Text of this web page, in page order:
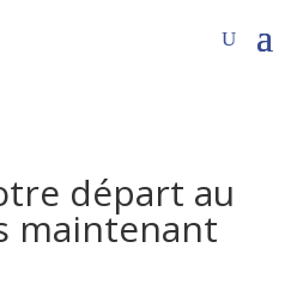
départ au
maintenant